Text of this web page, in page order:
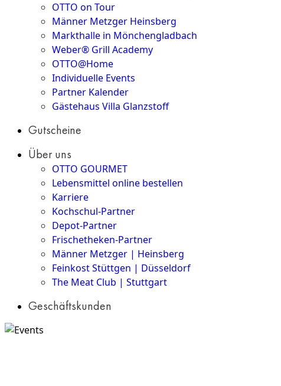
OTTO on Tour
Männer Metzger Heinsberg
Markthalle in Mönchengladbach
Weber® Grill Academy
OTTO@Home
Individuelle Events
Partner Kalender
Gästehaus Villa Glanzstoff
Gutscheine
Über uns
OTTO GOURMET
Lebensmittel online bestellen
Karriere
Kochschul-Partner
Depot-Partner
Frischetheken-Partner
Männer Metzger | Heinsberg
Feinkost Stüttgen | Düsseldorf
The Meat Club | Stuttgart
Geschäftskunden